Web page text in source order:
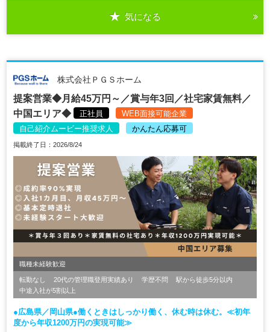
気になる
株式会社ＰＧＳホーム
提案営業◆月給45万円～／賞与年3回／社宅家賃無料／
中国エリア◆
正社員
WEB面接可能企業
自己紹介ムービー推奨求人
かんたん応募可
掲載終了日：2026/8/24
職種未経験歓迎
転勤なし 20代の管理職登用実績あり 学歴不問
駅から徒歩5分以内
中途入社が5割以上
●広島県／岡山県●働くときはしっかり働く、休む時は休む。≪初年
度から年収1200万円の実現可能≫